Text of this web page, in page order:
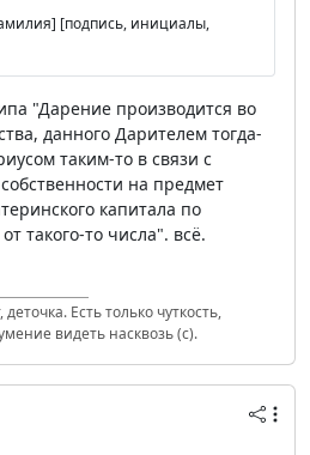
[подпись, инициалы,
"Дарение производится во
данного Дарителем тогда-
таким-то в связи с
на предмет
капитала по
такого-то числа". всё.
Есть только чуткость,
видеть насквозь (с).